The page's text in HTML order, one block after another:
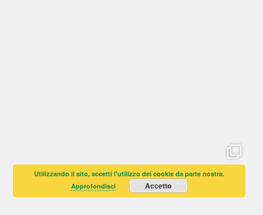
Utilizzando il sito, accetti l'utilizzo dei cookie da parte nostra.
Approfondisci
Accetto